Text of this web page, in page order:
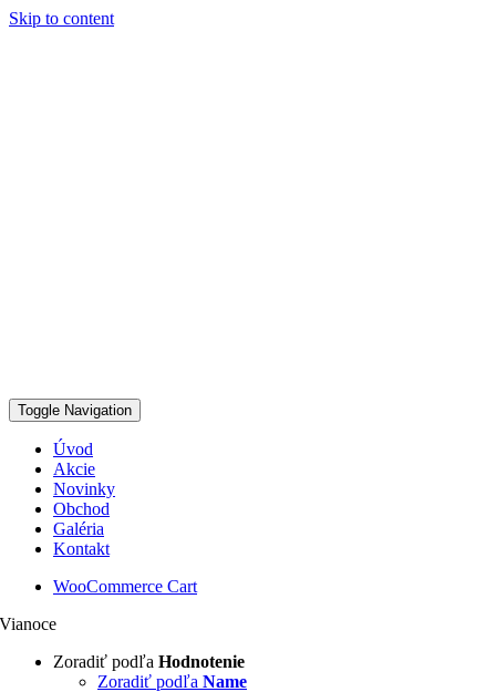
Skip to content
Toggle Navigation
Úvod
Akcie
Novinky
Obchod
Galéria
Kontakt
WooCommerce Cart
Vianoce
Zoradiť podľa Hodnotenie
Zoradiť podľa Name